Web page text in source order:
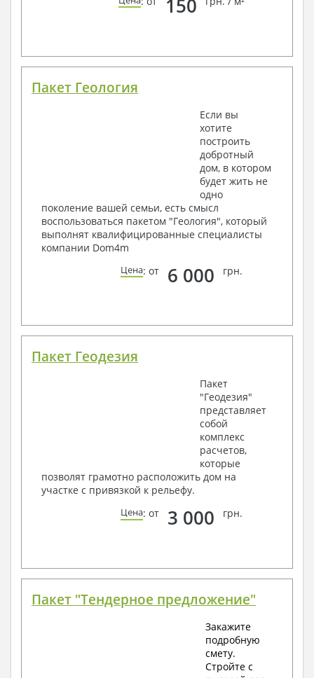
150
Пакет Геология
Если вы
хотите
построить
добротный
дом, в котором
будет жить не
одно
поколение вашей семьи, есть смысл
воспользоваться пакетом "Геология", который
выполнят квалифицированные специалисты
компании Dom4m
Цена: от 6 000 грн.
Пакет Геодезия
Пакет
"Геодезия"
представляет
собой
комплекс
расчетов,
которые
позволят грамотно расположить дом на
участке с привязкой к рельефу.
Цена: от 3 000 грн.
Пакет "Тендерное предложение"
Закажите
подробную
смету.
Стройте с